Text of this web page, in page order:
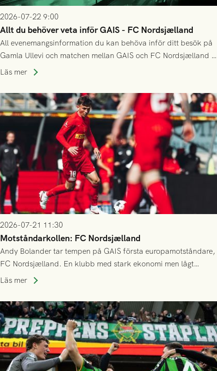
2026-07-22 9:00
Allt du behöver veta inför GAIS - FC Nordsjælland
All evenemangsinformation du kan behöva inför ditt besök på
Gamla Ullevi och matchen mellan GAIS och FC Nordsjælland i
kvalet till Conference League! Avspark kl 19.00 på torsdag
Läs mer
2026-07-21 11:30
Motståndarkollen: FC Nordsjælland
Andy Bolander tar tempen på GAIS första europamotståndare,
FC Nordsjælland. En klubb med stark ekonomi men lågt
publiksnitt, ett lag med både kollektiv styrka och individuell
Läs mer